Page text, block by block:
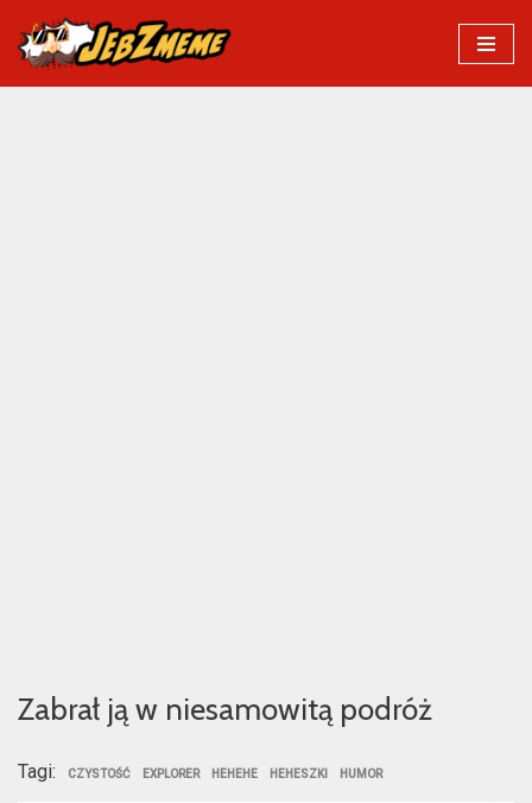
Przejdź
do
Zabrał ją w niesamowitą podróż
Tagi: CZYSTOŚĆ EXPLORER HEHEHE HEHESZKI HUMOR